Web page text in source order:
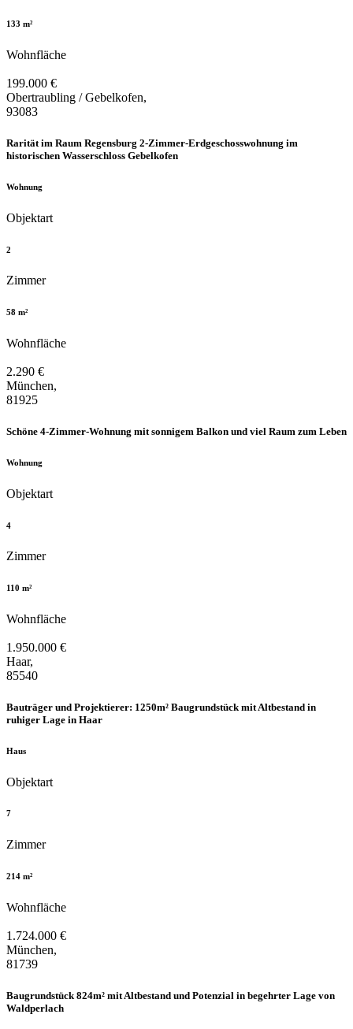
133 m²
Wohnfläche
199.000 €
Obertraubling / Gebelkofen,
93083
Rarität im Raum Regensburg 2-Zimmer-Erdgeschosswohnung im
historischen Wasserschloss Gebelkofen
Wohnung
Objektart
2
Zimmer
58 m²
Wohnfläche
2.290 €
München,
81925
Schöne 4-Zimmer-Wohnung mit sonnigem Balkon und viel Raum zum Leben
Wohnung
Objektart
4
Zimmer
110 m²
Wohnfläche
1.950.000 €
Haar,
85540
Bauträger und Projektierer: 1250m² Baugrundstück mit Altbestand in
ruhiger Lage in Haar
Haus
Objektart
7
Zimmer
214 m²
Wohnfläche
1.724.000 €
München,
81739
Baugrundstück 824m² mit Altbestand und Potenzial in begehrter Lage von
Waldperlach